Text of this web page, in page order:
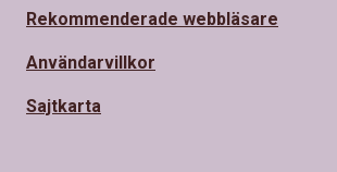
Rekommenderade webbläsare
Användarvillkor
Sajtkarta